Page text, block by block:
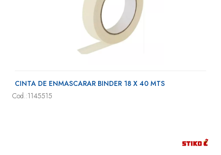
CINTA DE ENMASCARAR BINDER 18 X 40 MTS
Cod.:1145515